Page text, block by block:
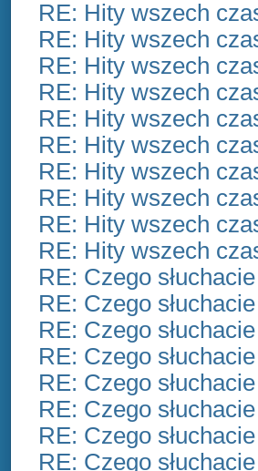
RE: Hity wszech
RE: Hity wszech
RE: Hity wszech
RE: Hity wszech
RE: Hity wszech
RE: Hity wszech
RE: Hity wszech
RE: Hity wszech
RE: Hity wszech
RE: Hity wszech
RE: Czego
RE: Czego
RE: Czego
RE: Czego
RE: Czego
RE: Czego
RE: Czego
RE: Czego